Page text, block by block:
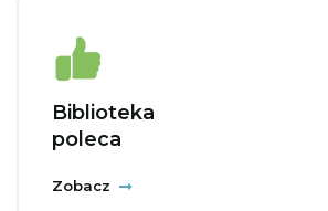
Biblioteka
poleca
Zobacz